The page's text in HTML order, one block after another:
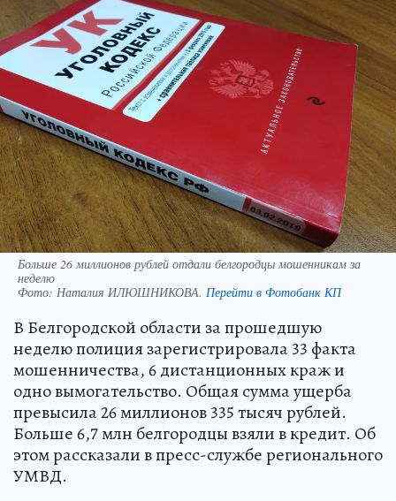
Больше 26 миллионов рублей отдали белгородцы мошенникам за
неделю
Фото: Наталия ИЛЮШНИКОВА. Перейти в Фотобанк КП
В Белгородской области за прошедшую
неделю полиция зарегистрировала 33 факта
мошенничества, 6 дистанционных краж и
одно вымогательство. Общая сумма ущерба
превысила 26 миллионов 335 тысяч рублей.
Больше 6,7 млн белгородцы взяли в кредит. Об
этом рассказали в пресс-службе регионального
УМВД.